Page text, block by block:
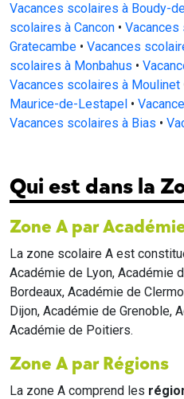
Vacances scolaires à Boudy-
scolaires à Cancon • Vacances
Gratecambe • Vacances
scolaires à Monbahus •
Vacances scolaires à Moulinet
Maurice-de-Lestapel •
Vacances scolaires à Bias •
Qui est dans la
Zone A par
La zone scolaire A est
Académie de Lyon, Académie
Bordeaux, Académie de
Dijon, Académie de Grenoble,
Académie de Poitiers.
Zone A par Régions
La zone A comprend les